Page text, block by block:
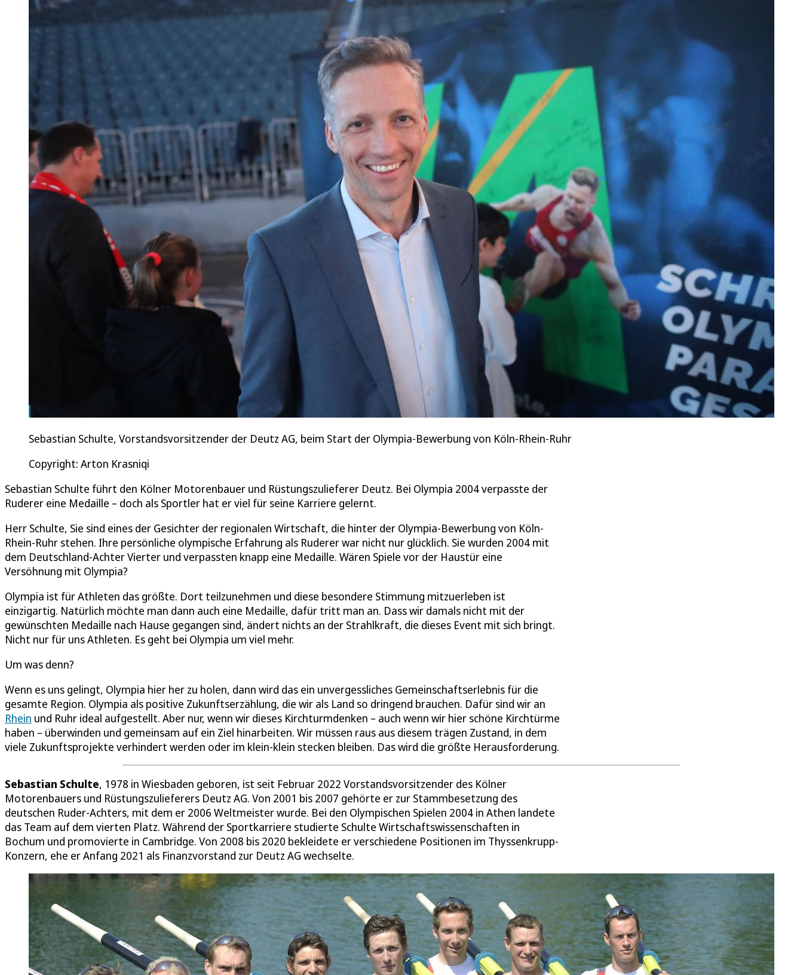
Sebastian Schulte, Vorstandsvorsitzender der Deutz AG, beim Start der Olympia-Bewerbung von Köln-Rhein-Ruhr
Copyright: Arton Krasniqi
Sebastian Schulte führt den Kölner Motorenbauer und Rüstungszulieferer Deutz. Bei Olympia 2004 verpasste der
Ruderer eine Medaille – doch als Sportler hat er viel für seine Karriere gelernt.
Herr Schulte, Sie sind eines der Gesichter der regionalen Wirtschaft, die hinter der Olympia-Bewerbung von Köln-
Rhein-Ruhr stehen. Ihre persönliche olympische Erfahrung als Ruderer war nicht nur glücklich. Sie wurden 2004 mit
dem Deutschland-Achter Vierter und verpassten knapp eine Medaille. Wären Spiele vor der Haustür eine
Versöhnung mit Olympia?
Olympia ist für Athleten das größte. Dort teilzunehmen und diese besondere Stimmung mitzuerleben ist
einzigartig. Natürlich möchte man dann auch eine Medaille, dafür tritt man an. Dass wir damals nicht mit der
gewünschten Medaille nach Hause gegangen sind, ändert nichts an der Strahlkraft, die dieses Event mit sich bringt.
Nicht nur für uns Athleten. Es geht bei Olympia um viel mehr.
Um was denn?
Wenn es uns gelingt, Olympia hier her zu holen, dann wird das ein unvergessliches Gemeinschaftserlebnis für die
gesamte Region. Olympia als positive Zukunftserzählung, die wir als Land so dringend brauchen. Dafür sind wir an
Rhein und Ruhr ideal aufgestellt. Aber nur, wenn wir dieses Kirchturmdenken – auch wenn wir hier schöne Kirchtürme
haben – überwinden und gemeinsam auf ein Ziel hinarbeiten. Wir müssen raus aus diesem trägen Zustand, in dem
viele Zukunftsprojekte verhindert werden oder im klein-klein stecken bleiben. Das wird die größte Herausforderung.
Sebastian Schulte, 1978 in Wiesbaden geboren, ist seit Februar 2022 Vorstandsvorsitzender des Kölner
Motorenbauers und Rüstungszulieferers Deutz AG. Von 2001 bis 2007 gehörte er zur Stammbesetzung des
deutschen Ruder-Achters, mit dem er 2006 Weltmeister wurde. Bei den Olympischen Spielen 2004 in Athen landete
das Team auf dem vierten Platz. Während der Sportkarriere studierte Schulte Wirtschaftswissenschaften in
Bochum und promovierte in Cambridge. Von 2008 bis 2020 bekleidete er verschiedene Positionen im Thyssenkrupp-
Konzern, ehe er Anfang 2021 als Finanzvorstand zur Deutz AG wechselte.